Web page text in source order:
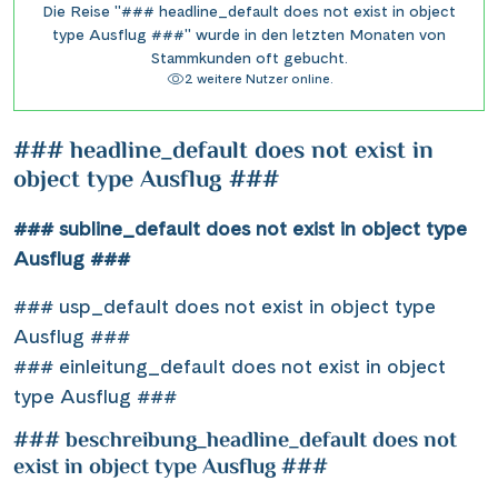
### headline_default does not exist in
object type Ausflug ###
### subline_default does not exist in object type
Ausflug ###
### usp_default does not exist in object type
Ausflug ###
### einleitung_default does not exist in object
type Ausflug ###
### beschreibung_headline_default does not
exist in object type Ausflug ###
Die Reise "### headline_default does not exist in object
type Ausflug ###" wurde in den letzten Monaten von
Stammkunden oft gebucht.
2 weitere Nutzer online.